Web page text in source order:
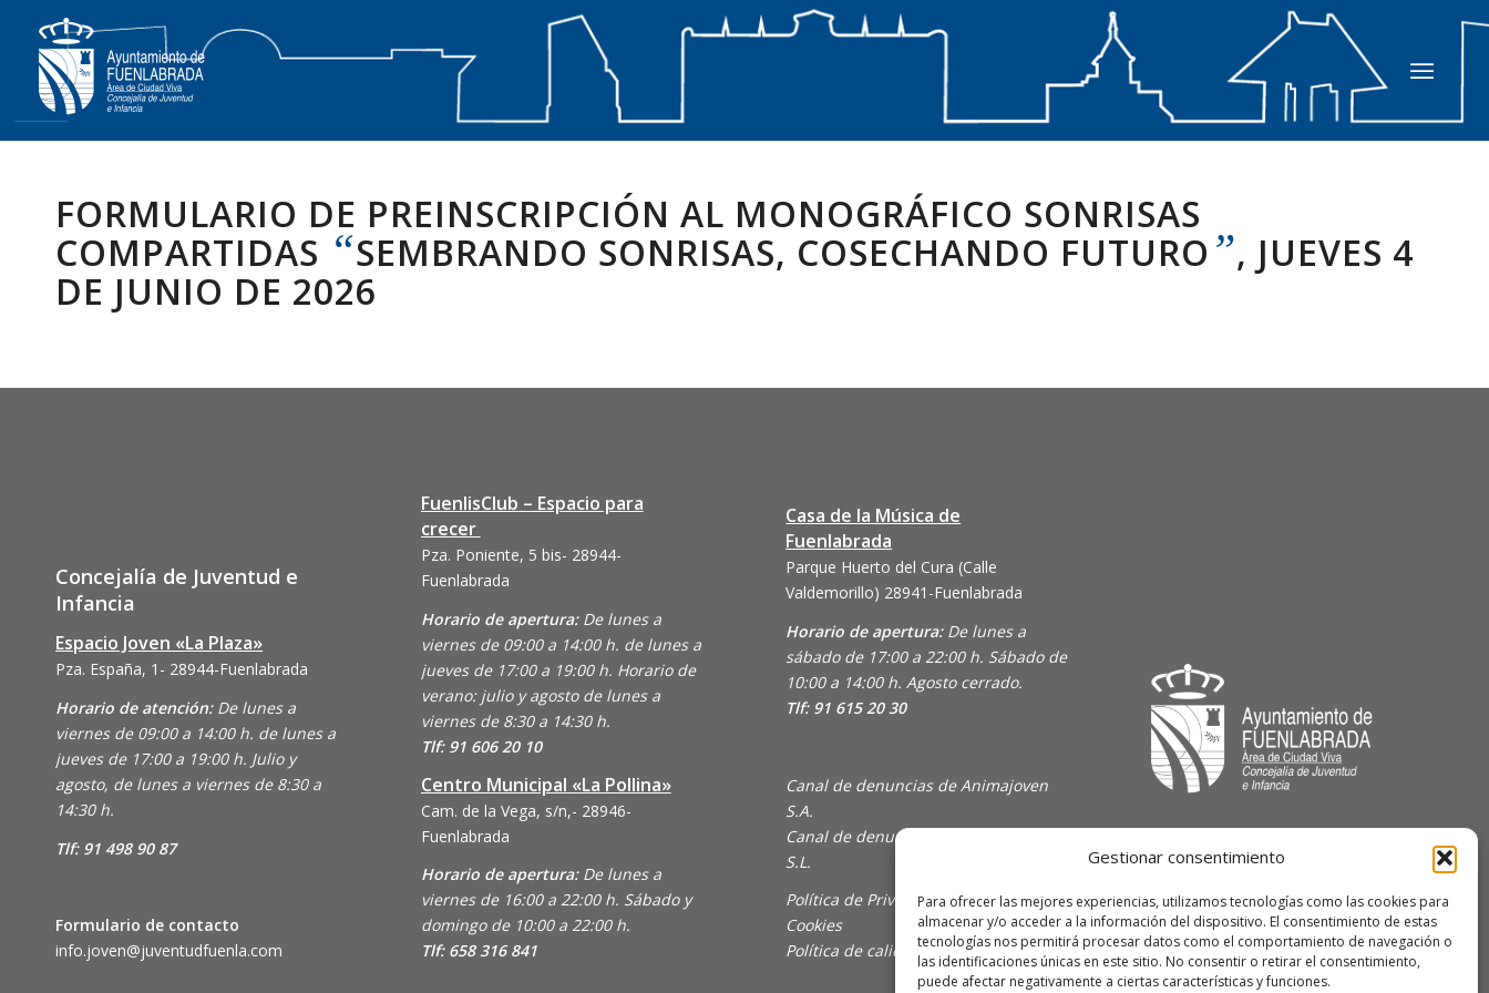
Gestionar consentimiento
Para ofrecer las mejores experiencias, utilizamos tecnologías como las cookies para
almacenar y/o acceder a la información del dispositivo. El consentimiento de estas
tecnologías nos permitirá procesar datos como el comportamiento de navegación o
las identificaciones únicas en este sitio. No consentir o retirar el consentimiento,
puede afectar negativamente a ciertas características y funciones.
FORMULARIO DE PREINSCRIPCIÓN AL MONOGRÁFICO SONRISAS
COMPARTIDAS “SEMBRANDO SONRISAS, COSECHANDO FUTURO ”, JUEVES 4
DE JUNIO DE 2026
Concejalía de Juventud e
Infancia
Espacio Joven «La Plaza»
Pza. España, 1- 28944-Fuenlabrada
Horario de atención: De lunes a
viernes de 09:00 a 14:00 h. de lunes a
jueves de 17:00 a 19:00 h. Julio y
agosto, de lunes a viernes de 8:30 a
14:30 h.
Tlf: 91 498 90 87
Formulario de contacto
info.joven@juventudfuenla.com
FuenlisClub – Espacio para
crecer
Pza. Poniente, 5 bis- 28944-
Fuenlabrada
Horario de apertura:De lunes a
viernes de 09:00 a 14:00 h. de lunes a
jueves de 17:00 a 19:00 h. Horario de
verano: julio y agosto de lunes a
viernes de 8:30 a 14:30 h.
Tlf: 91 606 20 10
Centro Municipal «La Pollina»
Cam. de la Vega, s/n,- 28946-
Fuenlabrada
Horario de apertura: De lunes a
viernes de 16:00 a 22:00 h. Sábado y
domingo de 10:00 a 22:00 h.
Tlf: 658 316 841
Casa de la Música de
Fuenlabrada
Parque Huerto del Cura (Calle
Valdemorillo) 28941-Fuenlabrada
Horario de apertura: De lunes a
sábado de 17:00 a 22:00 h. Sábado de
10:00 a 14:00 h. Agosto cerrado.
Tlf: 91 615 20 30
Canal de denuncias de Animajoven
S.A.
Canal de denuncias de En Clave Joven
S.L.
Política de Privacidad y Uso de
Cookies
Política de calidad